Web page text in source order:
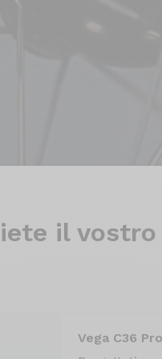
ilvostro
Vega C36